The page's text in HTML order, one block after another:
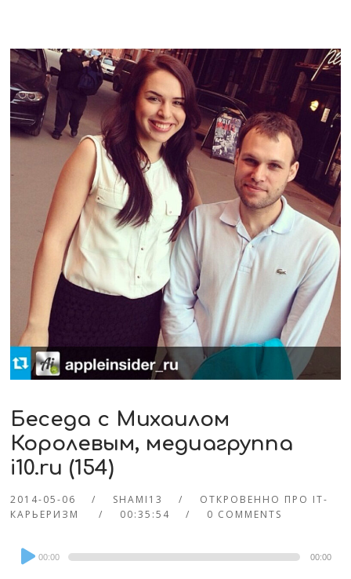
Беседа с Михаилом
Королевым, медиагруппа
i10.ru (154)
2014-05-06 SHAMI13
ОТКРОВЕННО ПРО IT-
КАРЬЕРИЗМ
00:35:54 0 COMMENTS
Audio
Player
00:00 00:00